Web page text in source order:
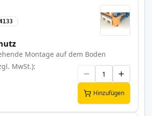
Montage auf dem Boden
MwSt.)
Hinzufügen